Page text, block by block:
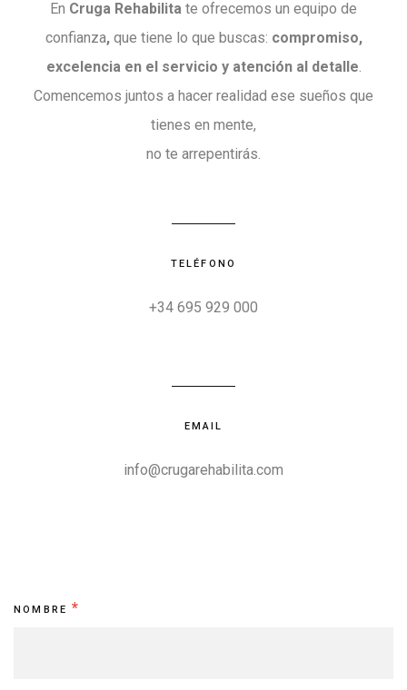
En Cruga Rehabilita te ofrecemos un equipo de
confianza, que tiene lo que buscas: compromiso,
excelencia en el servicio y atención al detalle
Comencemos juntos a hacer realidad ese sueños que
tienes en mente,
no te arrepentirás.
TELÉFONO
+34 695 929 000
EMAIL
info@crugarehabilita.com
Contacto
NOMBRE*